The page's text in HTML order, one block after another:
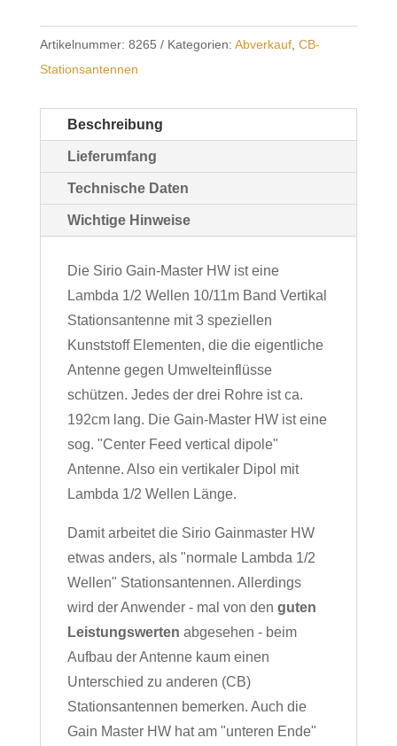
Artikelnummer: 8265 Kategorien: Abverkauf, CB-
Stationsantennen
Beschreibung
Lieferumfang
Technische Daten
Wichtige Hinweise
Die Sirio Gain-Master HW ist eine
Lambda 1/2 Wellen 10/11m Band Vertikal
Stationsantenne mit 3 speziellen
Kunststoff Elementen, die die eigentliche
Antenne gegen Umwelteinflüsse
schützen. Jedes der drei Rohre ist ca.
192cm lang. Die Gain-Master HW ist eine
sog. "Center Feed vertical dipole"
Antenne. Also ein vertikaler Dipol mit
Lambda 1/2 Wellen Länge.
Damit arbeitet die Sirio Gainmaster HW
etwas anders, als "normale Lambda 1/2
Wellen" Stationsantennen. Allerdings
wird der Anwender - mal von den guten
Leistungswerten abgesehen - beim
Aufbau der Antenne kaum einen
Unterschied zu anderen (CB)
Stationsantennen bemerken. Auch die
Gain Master HW hat am "unteren Ende"